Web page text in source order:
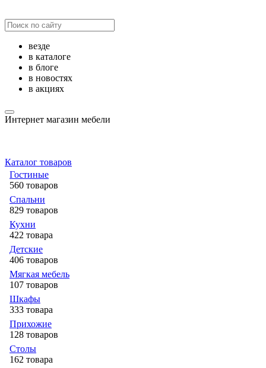
везде
в каталоге
в блоге
в новостях
в акциях
Интернет магазин мебели
Каталог товаров
Гостиные
560 товаров
Спальни
829 товаров
Кухни
422 товара
Детские
406 товаров
Мягкая мебель
107 товаров
Шкафы
333 товара
Прихожие
128 товаров
Столы
162 товара